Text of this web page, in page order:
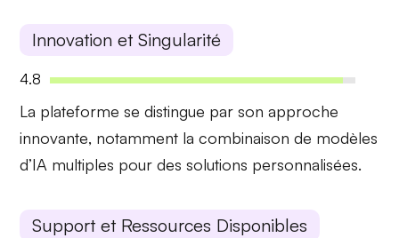
Innovation et Singularité
4.8
La plateforme se distingue par sonapproche
innovante, notamment lacombinaison de modèles
d’IA multiples pour des solutions personnalisées.
Support et Ressources Disponibles